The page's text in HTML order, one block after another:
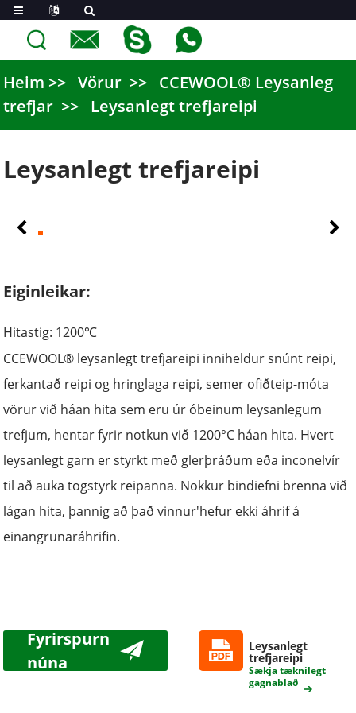
Heim Vörur
CCEWOOL® Leysanleg
trefjar
Leysanlegt trefjareipi
Leysanlegt trefjareipi
Eiginleikar:
Hitastig: 1200℃
CCEWOOL® leysanlegt trefjareipi inniheldur snúnt reipi,
ferkantað reipi og hringlaga reipi, semer ofiðteip-móta
vörur við háan hita sem eru úr óbeinum leysanlegum
trefjum, hentar fyrir notkun við 1200°C háan hita. Hvert
leysanlegt garn er styrkt með glerþráðum eða inconelvír
til að auka togstyrk reipanna. Nokkur bindiefni brenna við
lágan hita, þannig að það vinnur'hefur ekki áhrif á
einangrunaráhrifin.
Fyrirspurn
núna
Leysanlegt
trefjareipi
Sækja tæknilegt
gagnablað